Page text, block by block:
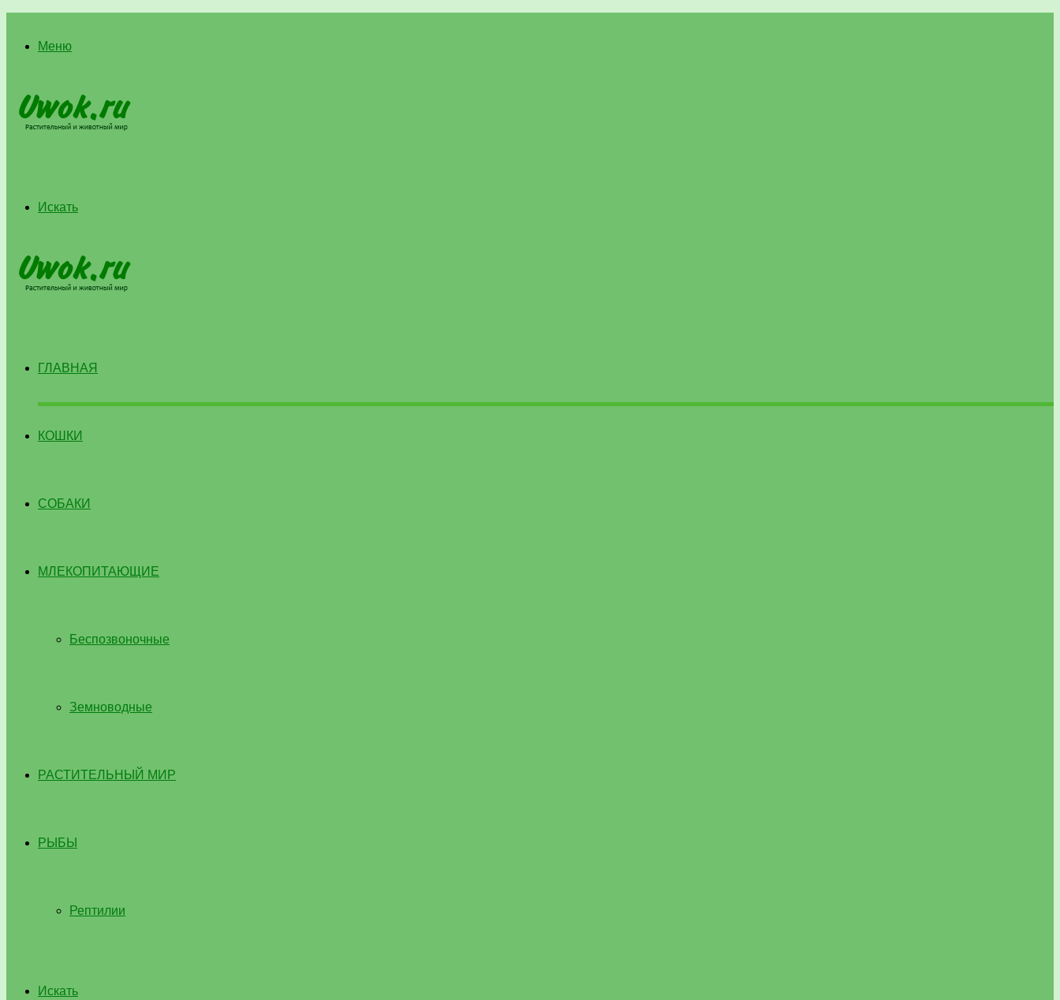
Меню
Искать
ГЛАВНАЯ
КОШКИ
СОБАКИ
МЛЕКОПИТАЮЩИЕ
Беспозвоночные
Земноводные
РАСТИТЕЛЬНЫЙ МИР
РЫБЫ
Рептилии
Искать